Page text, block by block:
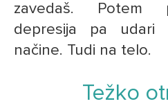
zavedaš. Potem
depresija pa udari
načine. Tudi na telo.
Težko